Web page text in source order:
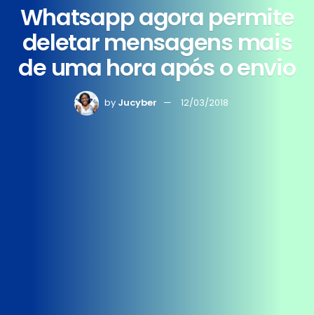
Whatsapp agora permite
deletar mensagens mais
de uma hora após o envio
by Jucyber 12/03/2018